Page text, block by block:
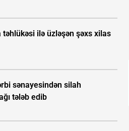
ilə üzləşən şəxs xilas
sənayesindən silah
tələb edib